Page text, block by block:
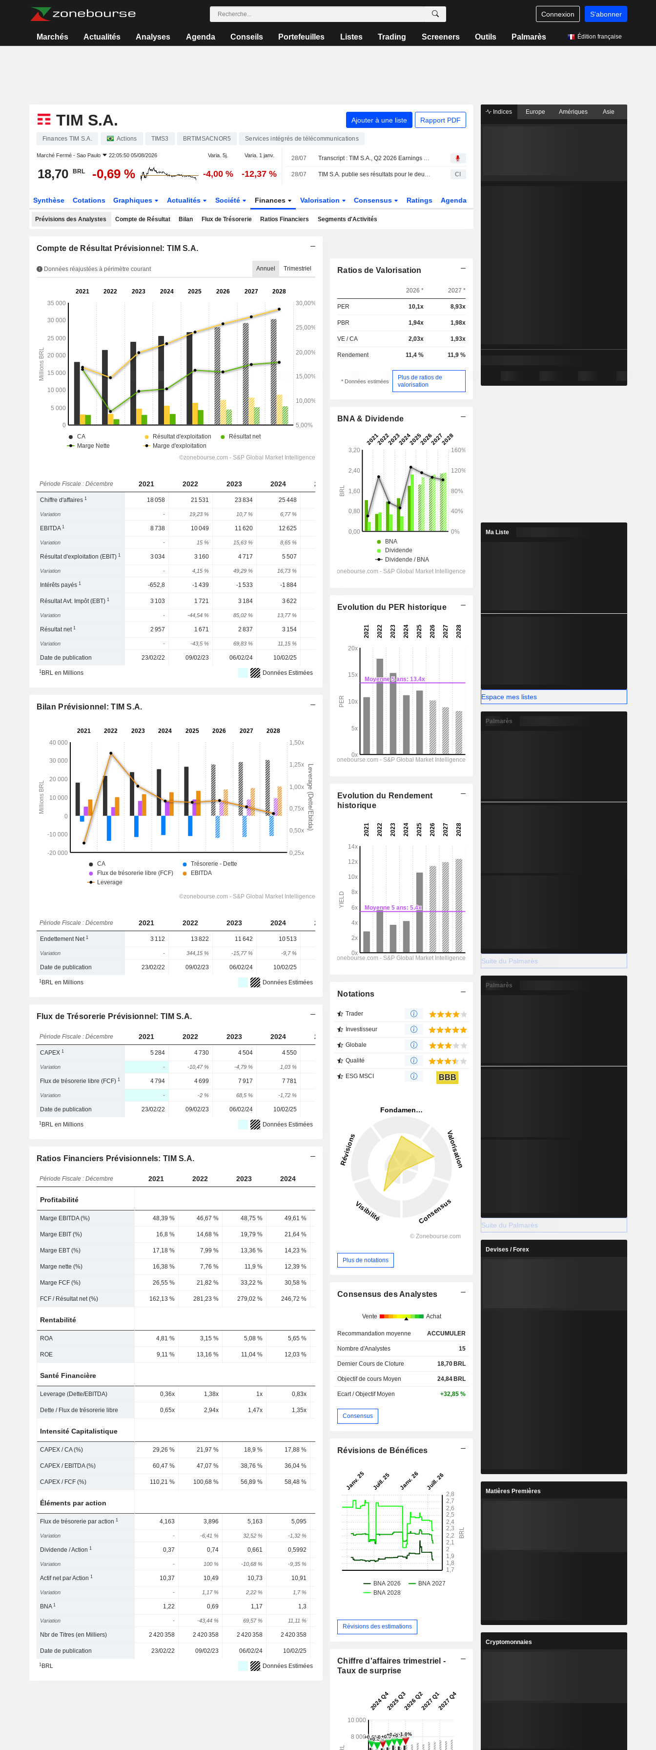
Connexion S'abonner
Marchés Actualités Analyses Agenda Conseils Portefeuilles Listes Trading Screeners Outils Palmarès Édition française
TIM S.A. Ajouter à une liste Rapport PDF
Finances TIM S.A. Actions TIMS3 BRTIMSACNOR5 Services intégrés de télécommunications
Marché Fermé - Sao Paulo 22:05:50 05/08/2026 Varia. 5j. Varia. 1 janv.
18,70 BRL -0,69 % -4,00 % -12,37 %
28/07 Transcript : TIM S.A., Q2 2026 Earnings Call, Jul 28, 2026
28/07 TIM S.A. publie ses résultats pour le deuxième trimestre et le premier semestre clos le 30 juin 2026 CI
Synthèse Cotations Graphiques Actualités Société Finances Valorisation Consensus Ratings Agenda
Prévisions des Analystes Compte de Résultat Bilan Flux de Trésorerie Ratios Financiers Segments d'Activités
Compte de Résultat Prévisionnel: TIM S.A.
Données réajustées à périmètre courant Annuel Trimestriel
Période Fiscale : Décembre 2021 2022 2023 2024 2025 2026 2027 2028
Chiffre d'affaires1 18 058 21 531 23 834 25 448 28 020 29 190
Variation - 19,23 % 10,7 % 6,77 % 5,24 % 4,17 % 4,08 %
EBITDA1 8 738 10 049 11 620 12 625 14 412 15 227 16 010
Variation - 15 % 15,63 % 8,65 % 6,15 %
Résultat d'exploitation (EBIT)1 3 034 3 160 4 717 5 507 7 199 7 920
Variation - 4,15 % 49,29 % 16,73 % 16,06 % 12,65 % 10,01 % 10,05 %
Intérêts payés1 -652,8 -1 439 -1 533 -1 884
Résultat Avt. Impôt (EBT)1 3 103 1 721 3 184 3 622
Variation - -44,54 % 85,02 % 13,77 %
Résultat net1 2 957 1 671 2 837 3 154 4 442 5 072 5 414
Variation - -43,5 % 69,83 % 11,15 %
Date de publication 23/02/22 09/02/23 06/02/24 10/02/25 -
1BRL en Millions Données Estimées
Bilan Prévisionnel: TIM S.A.
Période Fiscale : Décembre 2021 2022 2023 2024 2025 2026 2027 2028
Endettement Net1 3 112 13 822 11 642 10 513 12 084 11 677 11 069
Variation - 344,15 % -15,77 % -9,7 % 8,75 % -3,37 % -5,21 %
Date de publication 23/02/22 09/02/23 06/02/24 10/02/25
1BRL en Millions Données Estimées
Flux de Trésorerie Prévisionnel: TIM S.A.
Période Fiscale : Décembre 2021 2022 2023 2024 2025
CAPEX1 5 284 4 730 4 504 4 550
Variation - -10,47 % -4,79 % 1,03 %
Flux de trésorerie libre (FCF)1 4 794 4 699 7 917 7 781 8 899 8 724
Variation - -2 % 68,5 % -1,72 %
Date de publication 23/02/22 09/02/23 06/02/24 10/02/25 -
1BRL en Millions Données Estimées
Ratios Financiers Prévisionnels: TIM S.A.
Période Fiscale : Décembre 2021 2022 2023 2024
Profitabilité
Marge EBITDA (%) 48,39 % 46,67 % 48,75 % 49,61 % 51,43 % 52,17 % 52,7 %
Marge EBIT (%) 16,8 % 14,68 % 19,79 % 21,64 % 27,13 % 28,69 %
Marge EBT (%) 17,18 % 7,99 % 13,36 % 14,23 %
Marge nette (%) 16,38 % 7,76 % 11,9 % 12,39 % 16,2 % 15,85 %
Marge FCF (%) 26,55 % 21,82 % 33,22 % 30,58 %
FCF / Résultat net (%) 162,13 % 281,23 % 279,02 % 246,72 % 206,38 % 161,94 % 172,02 %
Rentabilité
ROA 4,81 % 3,15 % 5,08 % 5,65 %
ROE 9,11 % 13,16 % 11,04 % 12,03 %
Santé Financière
Leverage (Dette/EBITDA) 0,36x 1,38x 1x 0,83x 0,82x 0,84x
Dette / Flux de trésorerie libre 0,65x 2,94x 1,47x 1,35x 1,25x
Intensité Capitalistique
CAPEX / CA (%) 29,26 % 21,97 % 18,9 % 17,88 % 17,06 % 18,01 % 17,8 % 17,95 %
CAPEX / EBITDA (%) 60,47 % 47,07 % 38,76 % 36,04 %
CAPEX / FCF (%) 110,21 % 100,68 % 56,89 % 58,48 % 70,17 % 59,54 % 56,99 %
Éléments par action
Flux de trésorerie par action1 4,163 3,896 5,163 5,095 5,567 4,781 5,184
Variation - -6,41 % 32,52 % -1,32 % 9,25 % -14,12 % 8,44 %
Dividende / Action1 0,37 0,74 0,661 0,5992 2,24 2,127 2,223
Variation - 100 % -10,68 % -9,35 % 273,84 % -5,04 % 4,52 %
Actif net par Action1 10,37 10,49 10,73 10,91
Variation - 1,17 % 2,22 % 1,7 % -3,63 %
BNA1 1,22 0,69 1,17 1,3
Variation - -43,44 % 69,57 % 11,11 % 36,74 % 3,9 %
Nbr de Titres (en Milliers) 2 420 358 2 420 358 2 420 358 2 420 358 2 387 310 2 388 668 2 388 668 2 388 668
Date de publication 23/02/22 09/02/23 06/02/24 10/02/25
1BRL Données Estimées
Ratios de Valorisation
2026 * 2027 *
PER 10,1x 8,93x
PBR 1,94x 1,98x
VE / CA 2,03x 1,93x
Rendement 11,4 % 11,9 %
* Données estimées
Plus de ratios de
valorisation
BNA & Dividende
Evolution du PER historique
Evolution du Rendement
historique
Notations
Trader
Investisseur
Globale
Qualité
ESG MSCI BBB
Plus de notations
Consensus des Analystes
Vente Achat
Recommandation moyenne ACCUMULER
Nombre d'Analystes 15
Dernier Cours de Cloture 18,70 BRL
Objectif de cours Moyen 24,84 BRL
Ecart / Objectif Moyen +32,85 %
Consensus
Révisions de Bénéfices
Révisions des estimations
Chiffre d'affaires trimestriel -
Taux de surprise
Indices Europe Amériques Asie
Ma Liste
Espace mes listes
Palmarès
Suite du Palmarès
Palmarès
Suite du Palmarès
Devises / Forex
Matières Premières
Cryptomonnaies